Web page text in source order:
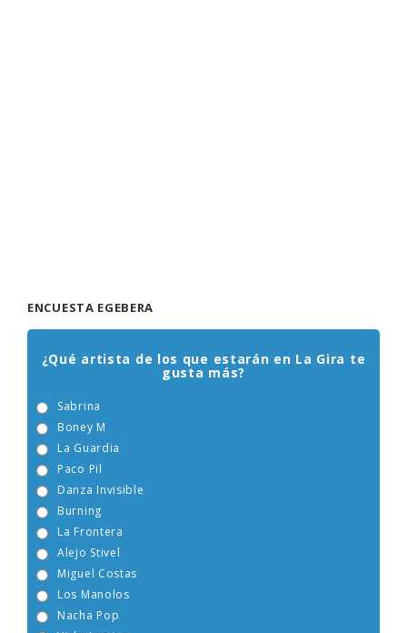
¿Qué artista de los que estarán en La Gira te
gusta más?
Boney M
Burning
Alejo Stivel
Miguel Costas
Nacha Pop